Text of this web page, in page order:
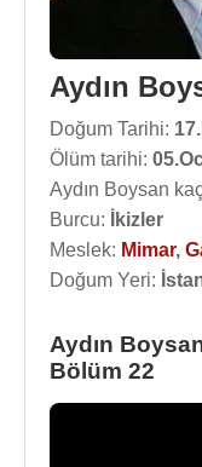
Aydın
Doğum Tarihi:
Ölüm tarihi:
Aydın Boysan
Burcu:
İkizler
Meslek: Mimar,
Doğum Yeri:
Aydın
Bölüm 22